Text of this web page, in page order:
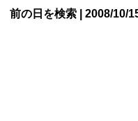
前の日を検索 | 2008/10/